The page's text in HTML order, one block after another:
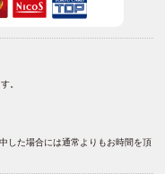
。
した場合には通常よりもお時間を頂